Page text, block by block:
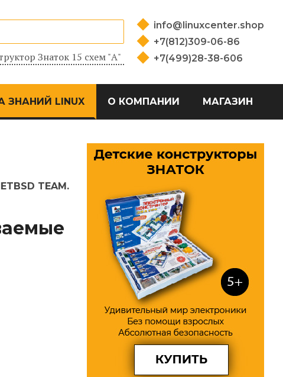
Знаток 15 схем "А"
info@linuxcenter.shop
+7(812)309-06-86
+7(499)28-38-606
ЗНАНИЙ LINUX О КОМПАНИИ МАГАЗИН
TEAM.